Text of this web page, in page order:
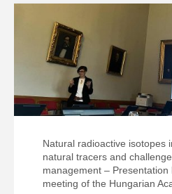
big
Groundwater
Made
Natural radioactive isotopes
natural tracers and
management – Presentation
meeting of the Hungarian